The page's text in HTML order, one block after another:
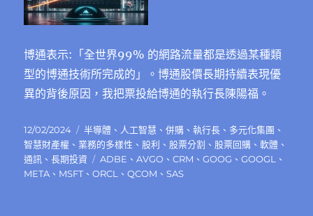
博通表示:「全世界99% 的網路流量都是透過某種類
型的博通技術所完成的」。博通股價長期持續表現優
異的背後原因，我把票投給博通的執行長陳陽福。
發
佈
日
期:
12/02/2024
分
類
半導體 、 人工智慧 、併購 、執行長 、 多元化集團 、
智慧財產權 、 業務的多樣性 、 股利 、 股票分割 、 股票回購 、軟體 、
通訊 、長期投資
標
籤
ADBE 、AVGO 、CRM 、GOOG 、GOOGL
、
META 、 MSFT、ORCL 、QCOM 、SAS